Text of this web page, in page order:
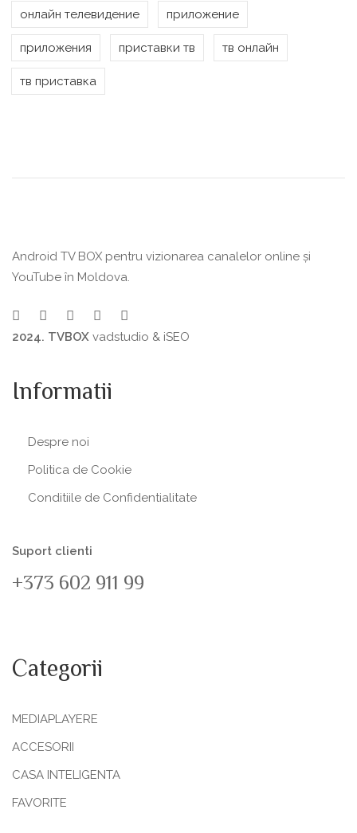
онлайн телевидение приложение
приложения приставки тв тв онлайн
тв приставка
Android TV BOX pentru vizionarea canalelor online și
YouTube în Moldova.
2024. TVBOX vadstudio & iSEO
Informatii
Despre noi
Politica de Сookie
Conditiile de Confidentialitate
Suport clienti
+373 602 911 99
Categorii
MEDIAPLAYERE
ACCESORII
CASA INTELIGENTA
FAVORITE